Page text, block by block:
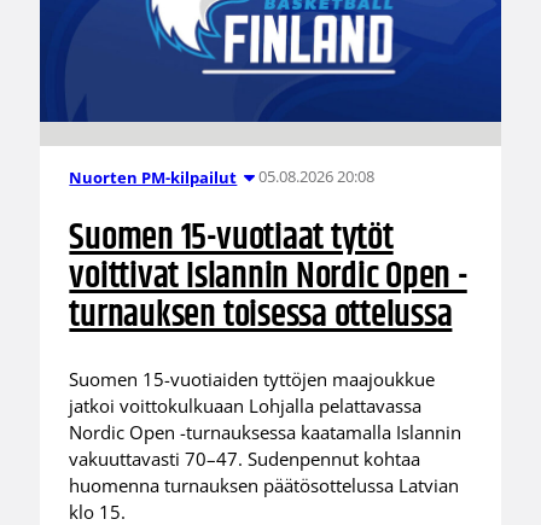
Nuorten PM-kilpailut 05.08.2026 20:08
Suomen 15-vuotiaat tytöt
voittivat Islannin Nordic Open -
turnauksen toisessa ottelussa
Suomen 15-vuotiaiden tyttöjen maajoukkue
jatkoi voittokulkuaan Lohjalla pelattavassa
Nordic Open -turnauksessa kaatamalla Islannin
vakuuttavasti 70–47. Sudenpennut kohtaa
huomenna turnauksen päätösottelussa Latvian
klo 15.